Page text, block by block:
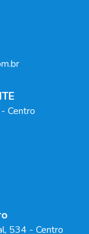
- Centro
, 534 - Centro